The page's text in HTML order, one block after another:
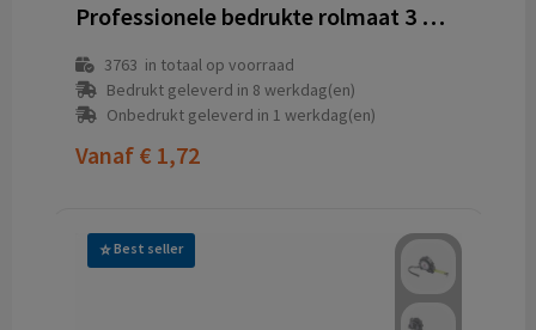
Professionele bedrukte rolmaat 3 meter gerecycled ABS
3763 in totaal op voorraad
Bedrukt geleverd in 8 werkdag(en)
Onbedrukt geleverd in 1 werkdag(en)
Vanaf € 1,72
Best seller